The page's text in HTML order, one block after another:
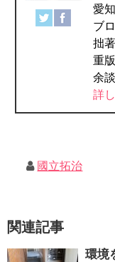
愛
ブ
拙
重
余
詳
國立拓治
関連記事
環境